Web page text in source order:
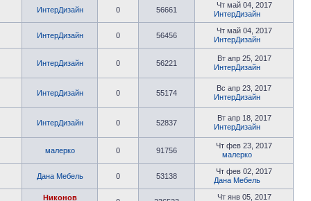
ИнтерДизайн 0 56661
Чт май 04, 2017
ИнтерДизайн
ИнтерДизайн 0 56456
Чт май 04, 2017
ИнтерДизайн
ИнтерДизайн 0 56221
Вт апр 25, 2017
ИнтерДизайн
ИнтерДизайн 0 55174
Вс апр 23, 2017
ИнтерДизайн
ИнтерДизайн 0 52837
Вт апр 18, 2017
ИнтерДизайн
малерко 0 91756
Чт фев 23, 2017
малерко
Дана Мебель 0 53138
Чт фев 02, 2017
Дана Мебель
Никонов Чт янв 05, 2017